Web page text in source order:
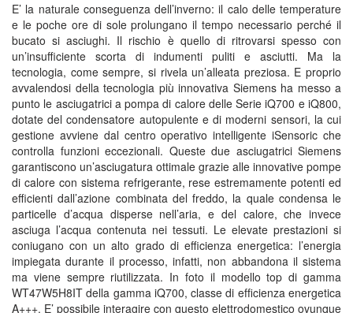
E’ la naturale conseguenza dell’inverno: il calo delle temperature
e le poche ore di sole prolungano il tempo necessario perché il
bucato si asciughi. Il rischio è quello di ritrovarsi spesso con
un’insufficiente scorta di indumenti puliti e asciutti. Ma la
tecnologia, come sempre, si rivela un’alleata preziosa. E proprio
avvalendosi della tecnologia più innovativa Siemens ha messo a
punto le asciugatrici a pompa di calore delle Serie iQ700 e iQ800,
dotate del condensatore autopulente e di moderni sensori, la cui
gestione avviene dal centro operativo intelligente iSensoric che
controlla funzioni eccezionali. Queste due asciugatrici Siemens
garantiscono un’asciugatura ottimale grazie alle innovative pompe
di calore con sistema refrigerante, rese estremamente potenti ed
efficienti dall’azione combinata del freddo, la quale condensa le
particelle d’acqua disperse nell’aria, e del calore, che invece
asciuga l’acqua contenuta nei tessuti. Le elevate prestazioni si
coniugano con un alto grado di efficienza energetica: l’energia
impiegata durante il processo, infatti, non abbandona il sistema
ma viene sempre riutilizzata. In foto il modello top di gamma
WT47W5H8IT della gamma iQ700, classe di efﬁcienza energetica
A+++. E’ possibile interagire con questo elettrodomestico ovunque